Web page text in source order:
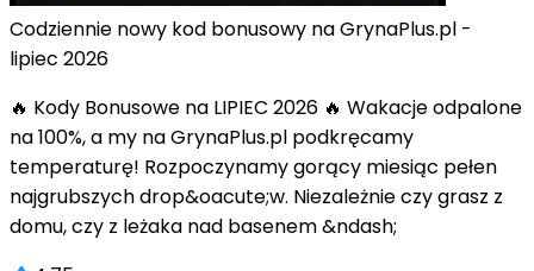
Codziennie nowy kod bonusowy na GrynaPlus.pl -
lipiec 2026
🔥 Kody Bonusowe na LIPIEC 2026 🔥 Wakacje odpalone
na 100%, a my na GrynaPlus.pl podkręcamy
temperaturę! Rozpoczynamy gorący miesiąc pełen
najgrubszych drop&oacute;w. Niezależnie czy grasz z
domu, czy z leżaka nad basenem &ndash;